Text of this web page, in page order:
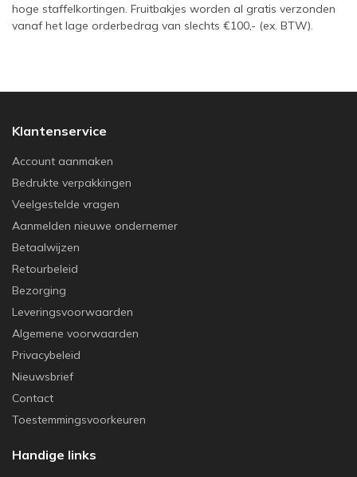
hoge staffelkortingen. Fruitbakjes worden al gratis verzonden
vanaf het lage orderbedrag van slechts €100,- (ex. BTW).
Klantenservice
Account aanmaken
Bedrukte verpakkingen
Veelgestelde vragen
Aanmelden nieuwe ondernemer
Betaalwijzen
Retourbeleid
Bezorging
Leveringsvoorwaarden
Algemene voorwaarden
Privacybeleid
Nieuwsbrief
Contact
Toestemmingsvoorkeuren
Handige links